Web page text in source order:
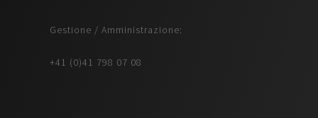
Gestione / Amministrazione:
+41 (0)41 798 07 08